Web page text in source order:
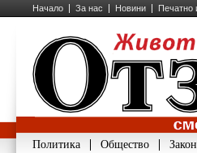
Начало За нас Новини Печатно
Политика Общество